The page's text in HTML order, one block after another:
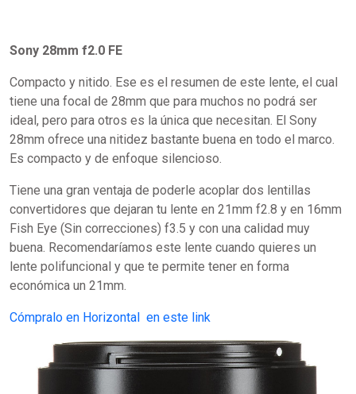
Sony 28mm f2.0 FE
Compacto y nitido. Ese es el resumen de este lente, el cual
tiene una focal de 28mm que para muchos no podrá ser
ideal, pero para otros es la única que necesitan. El Sony
28mm ofrece una nitidez bastante buena en todo el marco.
Es compacto y de enfoque silencioso.
Tiene una gran ventaja de poderle acoplar dos lentillas
convertidores que dejaran tu lente en 21mm f2.8 y en 16mm
Fish Eye (Sin correcciones) f3.5 y con una calidad muy
buena. Recomendaríamos este lente cuando quieres un
lente polifuncional y que te permite tener en forma
económica un 21mm.
Cómpralo en Horizontal en este link